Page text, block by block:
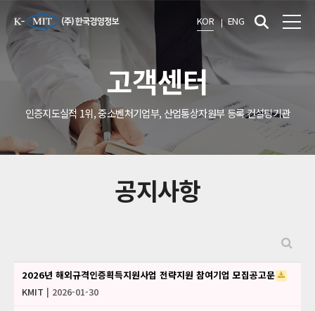
KOR ENG
고객센터
인증지도실적 1위, 중소벤처기업부, 산업통상자원부 등록 컨설팅기관
공지사항
2026년 해외규격인증획득지원사업 전략지원 참여기업 모집공고문
KMIT | 2026-01-30